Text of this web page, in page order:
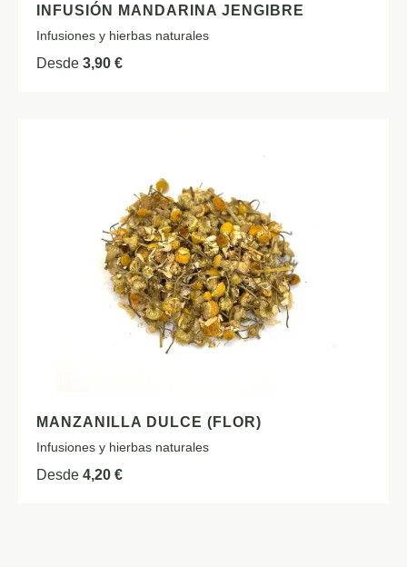
INFUSIÓN MANDARINA JENGIBRE
Infusiones y hierbas naturales
Desde 3,90 €
MANZANILLA DULCE (FLOR)
Infusiones y hierbas naturales
Desde 4,20 €